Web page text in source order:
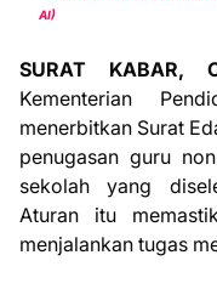
AI)
SURAT KABAR,
Kementerian
menerbitkan Surat
penugasan guru
sekolah yang
Aturan itu
menjalankan tugas